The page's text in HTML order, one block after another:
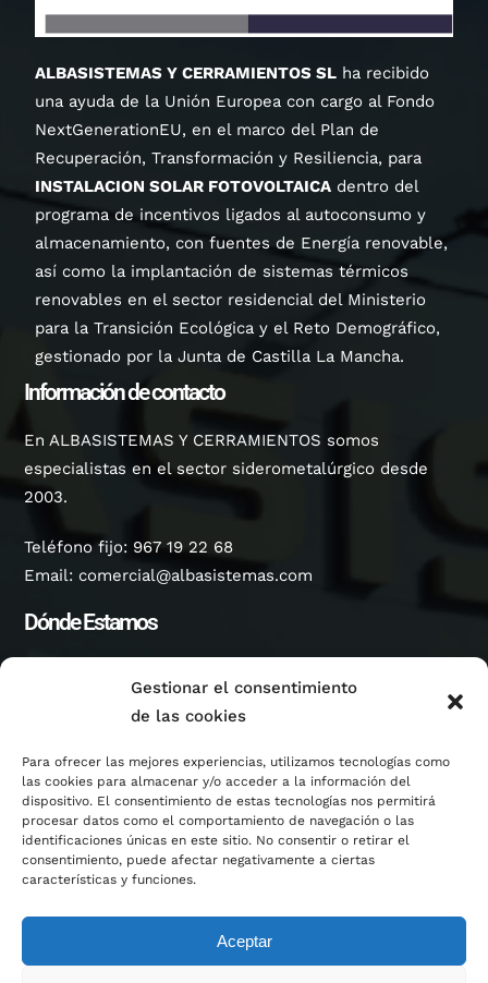
Gestionar el consentimiento
de las cookies
Para ofrecer las mejores experiencias, utilizamos tecnologías como
las cookies para almacenar y/o acceder a la información del
dispositivo. El consentimiento de estas tecnologías nos permitirá
procesar datos como el comportamiento de navegación o las
identificaciones únicas en este sitio. No consentir o retirar el
consentimiento, puede afectar negativamente a ciertas
características y funciones.
Aceptar
ALBASISTEMAS Y CERRAMIENTOS SL ha recibido
una ayuda de la Unión Europea con cargo al Fondo
NextGenerationEU, en el marco del Plan de
Recuperación, Transformación y Resiliencia, para
INSTALACION SOLAR FOTOVOLTAICA dentro del
programa de incentivos ligados al autoconsumo y
almacenamiento, con fuentes de Energía renovable,
así como la implantación de sistemas térmicos
renovables en el sector residencial del Ministerio
para la Transición Ecológica y el Reto Demográfico,
gestionado por la Junta de Castilla La Mancha.
Información de contacto
En ALBASISTEMAS Y CERRAMIENTOS somos
especialistas en el sector siderometalúrgico desde
2003.
Teléfono fijo: 967 19 22 68
Email: comercial@albasistemas.com
Dónde Estamos
Parque Empresarial Campollano, Calle B, Número 134,
A.C. 5399, 02007, Albacete, Castilla-La Mancha,
España.
Servicios
Oficina Técnica
Línea de Corte
Corte Láser Fibra
Corte Plasma HD Oxicorte
Perfiladoras